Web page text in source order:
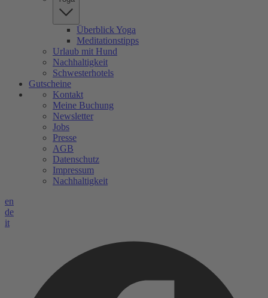
Überblick Yoga
Meditationstipps
Urlaub mit Hund
Nachhaltigkeit
Schwesterhotels
Gutscheine
Kontakt
Meine Buchung
Newsletter
Jobs
Presse
AGB
Datenschutz
Impressum
Nachhaltigkeit
en
de
it